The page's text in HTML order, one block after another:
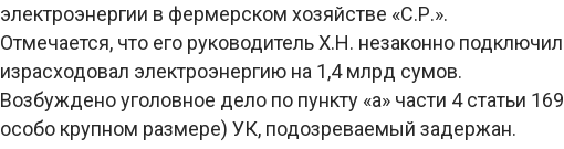
электроэнергии в фермерском хозяйстве «С.Р.».
Отмечается, что его руководитель Х.Н. незаконно
израсходовал электроэнергию на 1,4 млрд сумов.
Возбуждено уголовное дело по пункту «а» части 4 статьи
особо крупном размере) УК, подозреваемый задержан.